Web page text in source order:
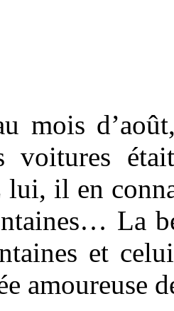
mois
voitures
lui, il en
La
et
amoureuse